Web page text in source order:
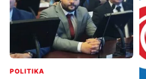
POLITIKA